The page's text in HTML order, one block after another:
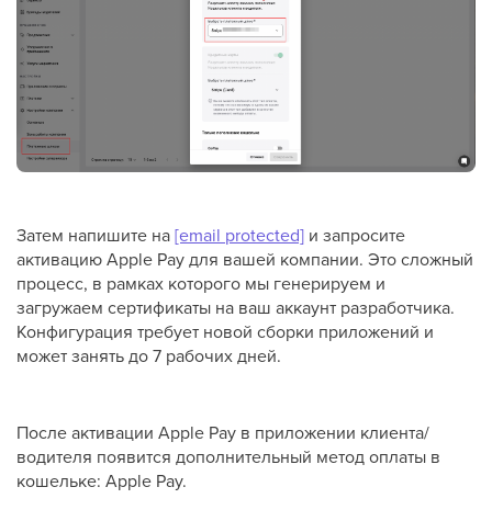
Затем напишите на[email protected] и запросите
активацию Apple Pay для вашей компании. Это сложный
процесс, в рамках которого мы генерируем и
загружаем сертификаты на ваш аккаунт разработчика.
Конфигурация требует новой сборки приложений и
может занять до 7 рабочих дней.
После активации Apple Pay в приложении клиента/
водителя появится дополнительный метод оплаты в
кошельке: Apple Pay.